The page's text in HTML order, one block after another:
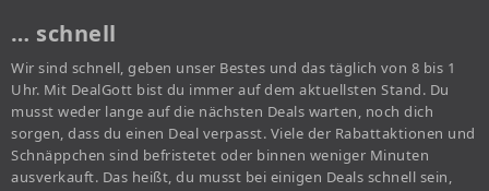
… schnell
Wir sind schnell, geben unser Bestes und das täglich von 8 bis 1
Uhr. Mit DealGott bist du immer auf dem aktuellsten Stand. Du
musst weder lange auf die nächsten Deals warten, noch dich
sorgen, dass du einen Deal verpasst. Viele der Rabattaktionen und
Schnäppchen sind befristetet oder binnen weniger Minuten
ausverkauft. Das heißt, du musst bei einigen Deals schnell sein,